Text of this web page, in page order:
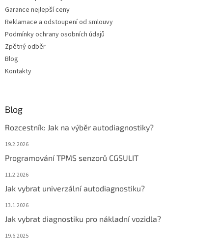
Garance nejlepší ceny
Reklamace a odstoupení od smlouvy
Podmínky ochrany osobních údajů
Zpětný odběr
Blog
Kontakty
Blog
Rozcestník: Jak na výběr autodiagnostiky?
19.2.2026
Programování TPMS senzorů CGSULIT
11.2.2026
Jak vybrat univerzální autodiagnostiku?
13.1.2026
Jak vybrat diagnostiku pro nákladní vozidla?
19.6.2025